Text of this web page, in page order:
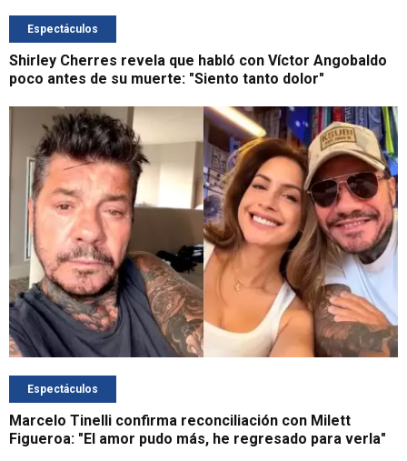
Espectáculos
Shirley Cherres revela que habló con Víctor Angobaldo
poco antes de su muerte: "Siento tanto dolor"
Espectáculos
Marcelo Tinelli confirma reconciliación con Milett
Figueroa: "El amor pudo más, he regresado para verla"